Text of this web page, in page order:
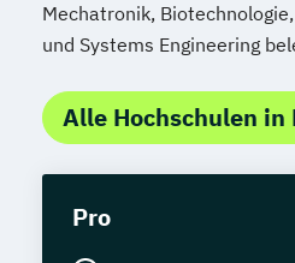
Mechatronik,
und Systems Engineering
Alle Hochschulen in
Pro